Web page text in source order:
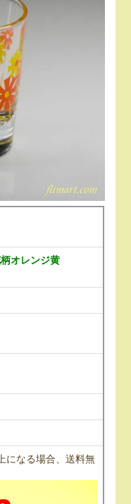
オレンジ黄
になる場合、送料無